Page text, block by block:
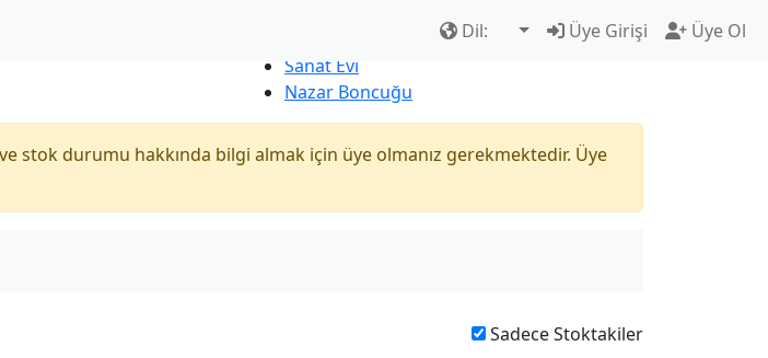
Dil: Üye Girişi Üye Ol
Sanat Evi
Nazar Boncuğu
stok durumu hakkında bilgi almak için üye olmanız gerekmektedir. Üye
Sadece Stoktakiler